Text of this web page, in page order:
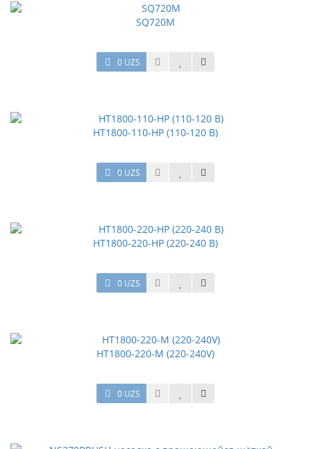
SQ720M
0 UZS
HT1800-110-HP (110-120 В)
0 UZS
HT1800-220-HP (220-240 В)
0 UZS
HT1800-220-M (220-240V)
0 UZS